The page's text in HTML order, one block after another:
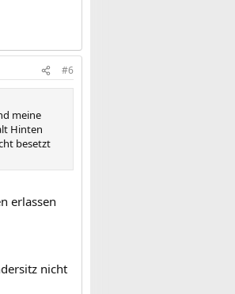
#6
meine
Hinten
besetzt
erlassen
nicht